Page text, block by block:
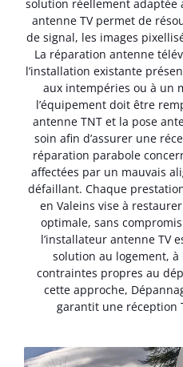
solution réellement adaptée
antenne TV permet de
de signal, les images
La réparation antenne
l’installation existante
aux intempéries ou à un
l’équipement doit être
antenne TNT et la pose
soin afin d’assurer une
réparation parabole
affectées par un mauvais
défaillant. Chaque
en Valeins vise à
optimale, sans
l’installateur antenne TV
solution au logement, à
contraintes propres au
cette approche,
garantit une réception